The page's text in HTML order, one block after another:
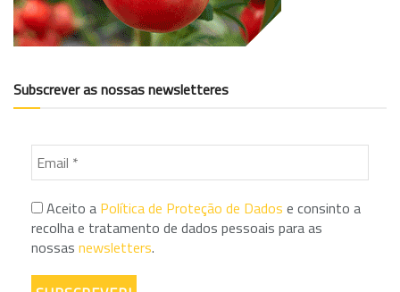
Subscrever as nossas newsletteres
Aceito a Política de Proteção de Dados e consinto a
recolha e tratamento de dados pessoais para as
nossas newsletters.